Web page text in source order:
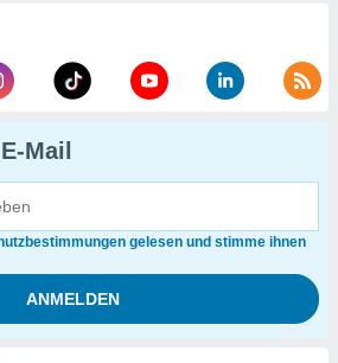
Mail
gelesen und stimme ihnen